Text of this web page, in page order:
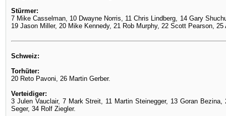
Stürmer:
7 Mike Casselman, 10 Dwayne Norris, 11 Chris Lindberg, 14 Gary
19 Jason Miller, 20 Mike Kennedy, 21 Rob Murphy, 22 Scott Pearson,
Schweiz:
Torhüter:
20 Reto Pavoni, 26 Martin Gerber.
Verteidiger:
3 Julen Vauclair, 7 Mark Streit, 11 Martin Steinegger, 13 Goran
Seger, 34 Rolf Ziegler.